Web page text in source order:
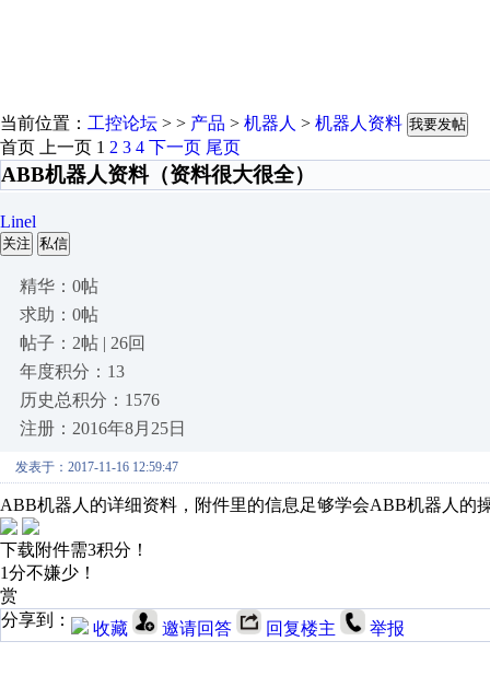
当前位置： 工控论坛 > > 产品 > 机器人 > 机器人资料 我要发帖
首页 上一页 1 2 3 4 下一页 尾页
ABB机器人资料（资料很大很全）
Linel
关注 私信
精华：0帖
求助：0帖
帖子：2帖 | 26回
年度积分：13
历史总积分：1576
注册：2016年8月25日
发表于：2017-11-16 12:59:47
ABB机器人的详细资料，附件里的信息足够学会ABB机器人的
下载附件需3积分！
1分不嫌少！
赏
分享到：
收藏 邀请回答 回复楼主 举报